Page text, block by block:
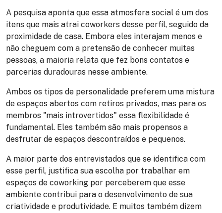
A pesquisa aponta que essa atmosfera social é um dos
itens que mais atrai coworkers desse perfil, seguido da
proximidade de casa. Embora eles interajam menos e
não cheguem com a pretensão de conhecer muitas
pessoas, a maioria relata que fez bons contatos e
parcerias duradouras nesse ambiente.
Ambos os tipos de personalidade preferem uma mistura
de espaços abertos com retiros privados, mas para os
membros "mais introvertidos" essa flexibilidade é
fundamental. Eles também são mais propensos a
desfrutar de espaços descontraídos e pequenos.
A maior parte dos entrevistados que se identifica com
esse perfil, justifica sua escolha por trabalhar em
espaços de coworking por perceberem que esse
ambiente contribui para o desenvolvimento de sua
criatividade e produtividade. E muitos também dizem